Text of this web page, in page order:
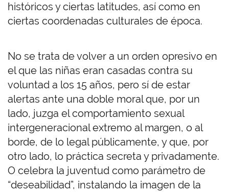
históricos y ciertas latitudes, así como en
ciertas coordenadas culturales de época.
No se trata de volver a un orden opresivo en
el que las niñas eran casadas contra su
voluntad a los 15 años, pero sí de estar
alertas ante una doble moral que, por un
lado, juzga el comportamiento sexual
intergeneracional extremo al margen, o al
borde, de lo legal públicamente, y que, por
otro lado, lo práctica secreta y privadamente.
O celebra la juventud como parámetro de
“deseabilidad”, instalando la imagen de la